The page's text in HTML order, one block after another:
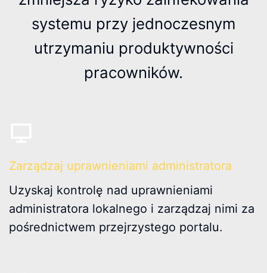
systemu przy jednoczesnym
utrzymaniu produktywności
pracowników.
Zarządzaj uprawnieniami administratora
Uzyskaj kontrolę nad uprawnieniami
administratora lokalnego i zarządzaj nimi za
pośrednictwem przejrzystego portalu.